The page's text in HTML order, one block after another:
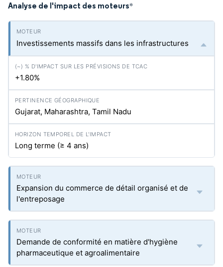
Analyse de l'impact des moteurs*
Investissements massifs dans les infrastructures
+1.80%
Gujarat, Maharashtra, Tamil Nadu
Long terme (≥ 4 ans)
Expansion du commerce de détail organisé et de
l'entreposage
Demande de conformité en matière d'hygiène
pharmaceutique et agroalimentaire